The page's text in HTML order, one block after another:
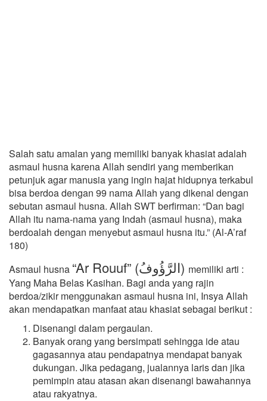
Salah satu amalan yang memiliki banyak khasiat adalah
asmaul husna karena Allah sendiri yang memberikan
petunjuk agar manusia yang ingin hajat hidupnya terkabul
bisa berdoa dengan 99 nama Allah yang dikenal dengan
sebutan asmaul husna. Allah SWT berfirman: “Dan bagi
Allah itu nama-nama yang Indah (asmaul husna), maka
berdoalah dengan menyebut asmaul husna itu.” (Al-A’raf
180)
Asmaul husna
“Ar Rouuf” (الرَّؤُوفُ) memiliki arti :
Yang Maha Belas Kasihan. Bagi anda yang rajin
berdoa/zikir menggunakan asmaul husna ini, Insya Allah
akan mendapatkan manfaat atau khasiat sebagai berikut :
Disenangi dalam pergaulan.
Banyak orang yang bersimpati sehingga ide atau
gagasannya atau pendapatnya mendapat banyak
dukungan. Jika pedagang, jualannya laris dan jika
pemimpin atau atasan akan disenangi bawahannya
atau rakyatnya.